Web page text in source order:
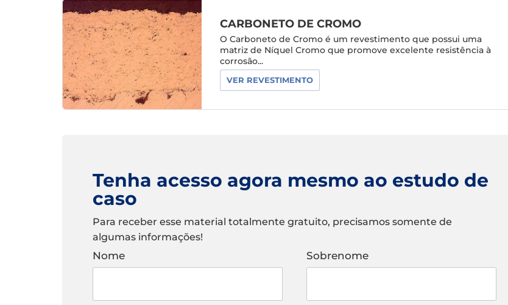
CARBONETO DE CROMO
O Carboneto de Cromo é um revestimento que possui uma
matriz de Níquel Cromo que promove excelente resistência à
corrosão...
VER REVESTIMENTO
Tenha acesso agora mesmo ao estudo de
caso
Para receber esse material totalmente gratuito, precisamos somente de
algumas informações!
Nome Sobrenome